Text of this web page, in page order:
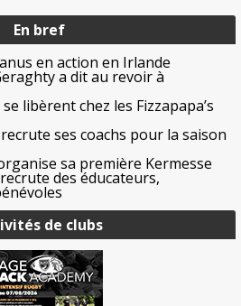
En bref
en action en Irlande
a dit au revoir à
libèrent chez les Fizzapapa’s
ses coachs pour la saison
sa première Kermesse
des éducateurs,
de clubs